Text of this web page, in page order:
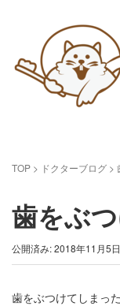
TOP > ドクターブログ >
歯をぶ
公開済み: 2018年11月5日
歯をぶつけてしまっ